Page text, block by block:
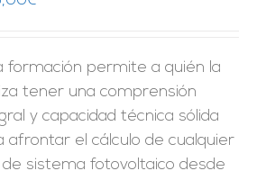
formación permite a quién la
tener una comprensión
y capacidad técnica sólida
afrontar el cálculo de cualquier
sistema fotovoltaico desde